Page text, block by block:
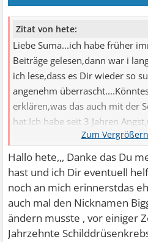
Zitat von hete:
Liebe Suma...ich habe früher
Beiträge gelesen,dann war i
ich lese,dass es Dir wieder so
angenehm
erklären,was das auch mit der
hat.Ich habe seit 3 Jahren
Schilddrüse,bis jetzt konnte mir
lieben Dank
Hallo hete,,, Danke das Du
hast und ich Dir eventuell
noch an mich erinnerstdas
auch mal den Nicknamen
ändern musste , vor einiger
Jahrzehnte